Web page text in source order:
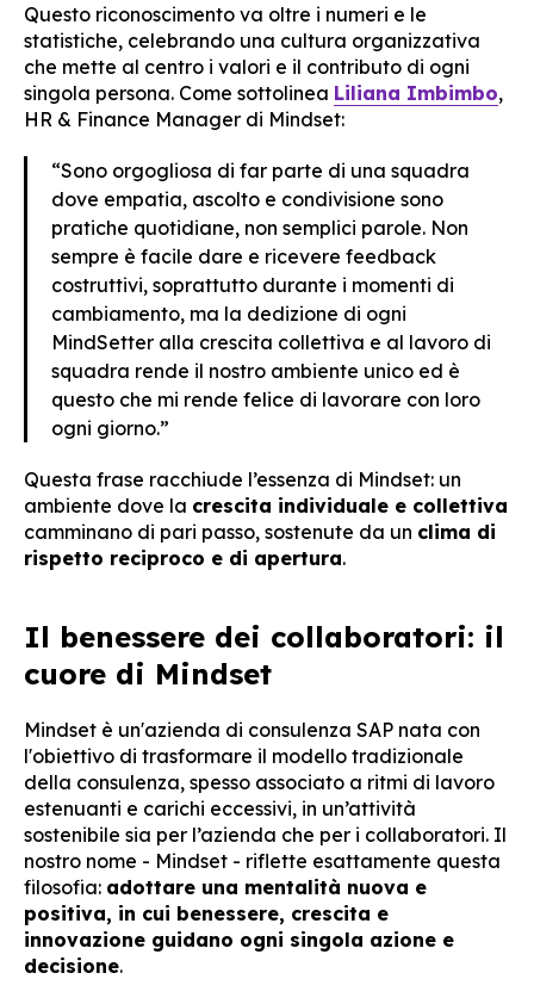
Questo riconoscimento va oltre i numeri e le
statistiche, celebrando una cultura organizzativa
che mette al centro i valori e il contributo di ogni
singola persona. Come sottolinea Liliana Imbimbo,
HR & Finance Manager di Mindset:
“Sono orgogliosa di far parte di una squadra
dove empatia, ascolto e condivisione sono
pratiche quotidiane, non semplici parole. Non
sempre è facile dare e ricevere feedback
costruttivi, soprattutto durante i momenti di
cambiamento, ma la dedizione di ogni
MindSetter alla crescita collettiva e al lavoro di
squadra rende il nostro ambiente unico ed è
questo che mi rende felice di lavorare con loro
ogni giorno.”
Questa frase racchiude l’essenza di Mindset: un
ambiente dove la crescita individuale e collettiva
camminano di pari passo, sostenute da un clima di
rispetto reciproco e di apertura.
Il benessere dei collaboratori: il
cuore di Mindset
Mindset è un'azienda di consulenza SAP nata con
l'obiettivo di trasformare il modello tradizionale
della consulenza, spesso associato a ritmi di lavoro
estenuanti e carichi eccessivi, in un’attività
sostenibile sia per l’azienda che per i collaboratori. Il
nostro nome - Mindset - riflette esattamente questa
filosofia: adottare una mentalità nuova e
positiva, in cui benessere, crescita e
innovazione guidano ogni singola azione e
decisione.